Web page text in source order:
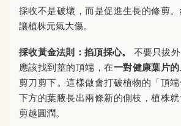
採收不是破壞，而是促進生長的修剪
讓植株元氣大傷。
採收黃金法則：掐頂採心。
不要只拔
應該找到莖的頂端，在一對健康葉片
剪刀剪下。這樣做會打破植物的「頂
下方的葉腋長出兩條新的側枝，植株
剪越圓潤。